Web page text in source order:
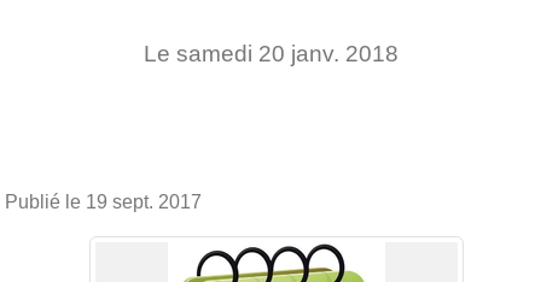
Le samedi 20 janv. 2018
Publié le 19 sept. 2017